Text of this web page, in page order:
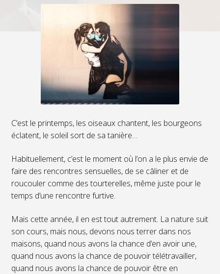
C’est le printemps, les oiseaux chantent, les bourgeons
éclatent, le soleil sort de sa tanière…
Habituellement, c’est le moment où l’on a le plus envie de
faire des rencontres sensuelles, de se câliner et de
roucouler comme des tourterelles, même juste pour le
temps d’une rencontre furtive.
Mais cette année, il en est tout autrement. La nature suit
son cours, mais nous, devons nous terrer dans nos
maisons, quand nous avons la chance d’en avoir une,
quand nous avons la chance de pouvoir télétravailler,
quand nous avons la chance de pouvoir être en